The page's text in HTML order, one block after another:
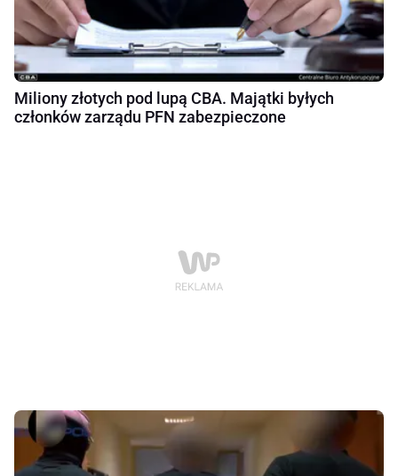
Miliony złotych pod lupą CBA. Majątki byłych
członków zarządu PFN zabezpieczone